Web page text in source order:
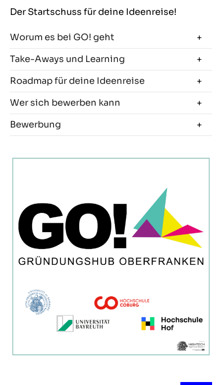
Der Startschuss für deine Ideenreise!
Worum es bei GO! geht
Take-Aways und Learning
Roadmap für deine Ideenreise
Wer sich bewerben kann
Bewerbung